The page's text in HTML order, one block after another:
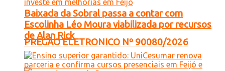
PREGÃO ELETRONICO Nº 90080/2026
Baixada da Sobral passa a contar com
Escolinha Léo Moura viabilizada por recursos
de Alan Rick